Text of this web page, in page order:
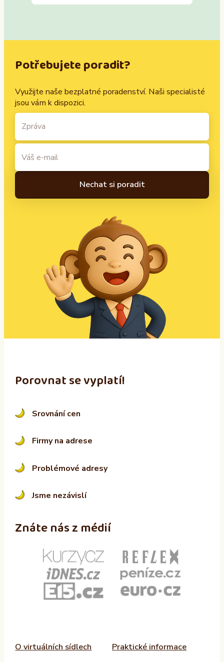
Potřebujete poradit?
Využijte naše bezplatné poradenství. Naši specialisté
jsou vám k dispozici.
:
Porovnat se vyplatí!
Srovnání cen
Firmy na adrese
Problémové adresy
Jsme nezávislí
Znáte nás z médií
O virtuálních sídlech
Praktické informace